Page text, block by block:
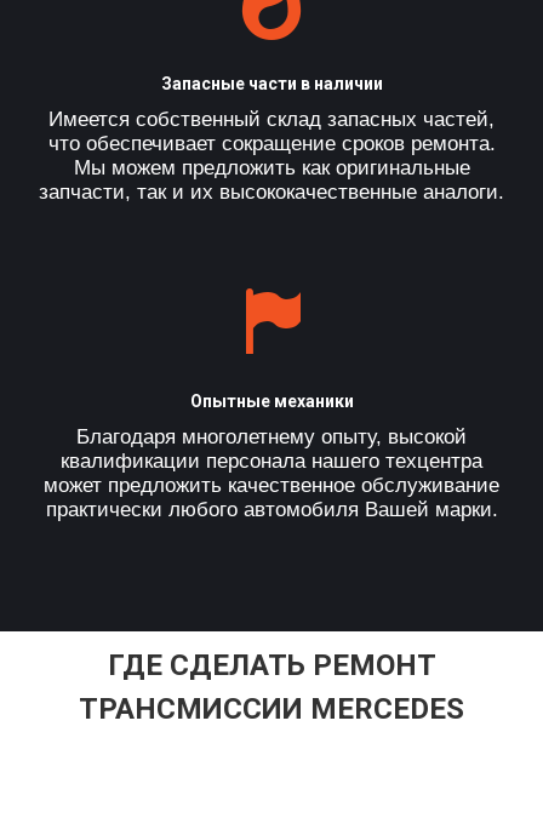
Запасные части в наличии
Имеется собственный склад запасных частей,
что обеспечивает сокращение сроков ремонта.
Мы можем предложить как оригинальные
запчасти, так и их высококачественные аналоги.
Опытные механики
Благодаря многолетнему опыту, высокой
квалификации персонала нашего техцентра
может предложить качественное обслуживание
практически любого автомобиля Вашей марки.
ГДЕ СДЕЛАТЬ РЕМОНТ
ТРАНСМИССИИ MERCEDES